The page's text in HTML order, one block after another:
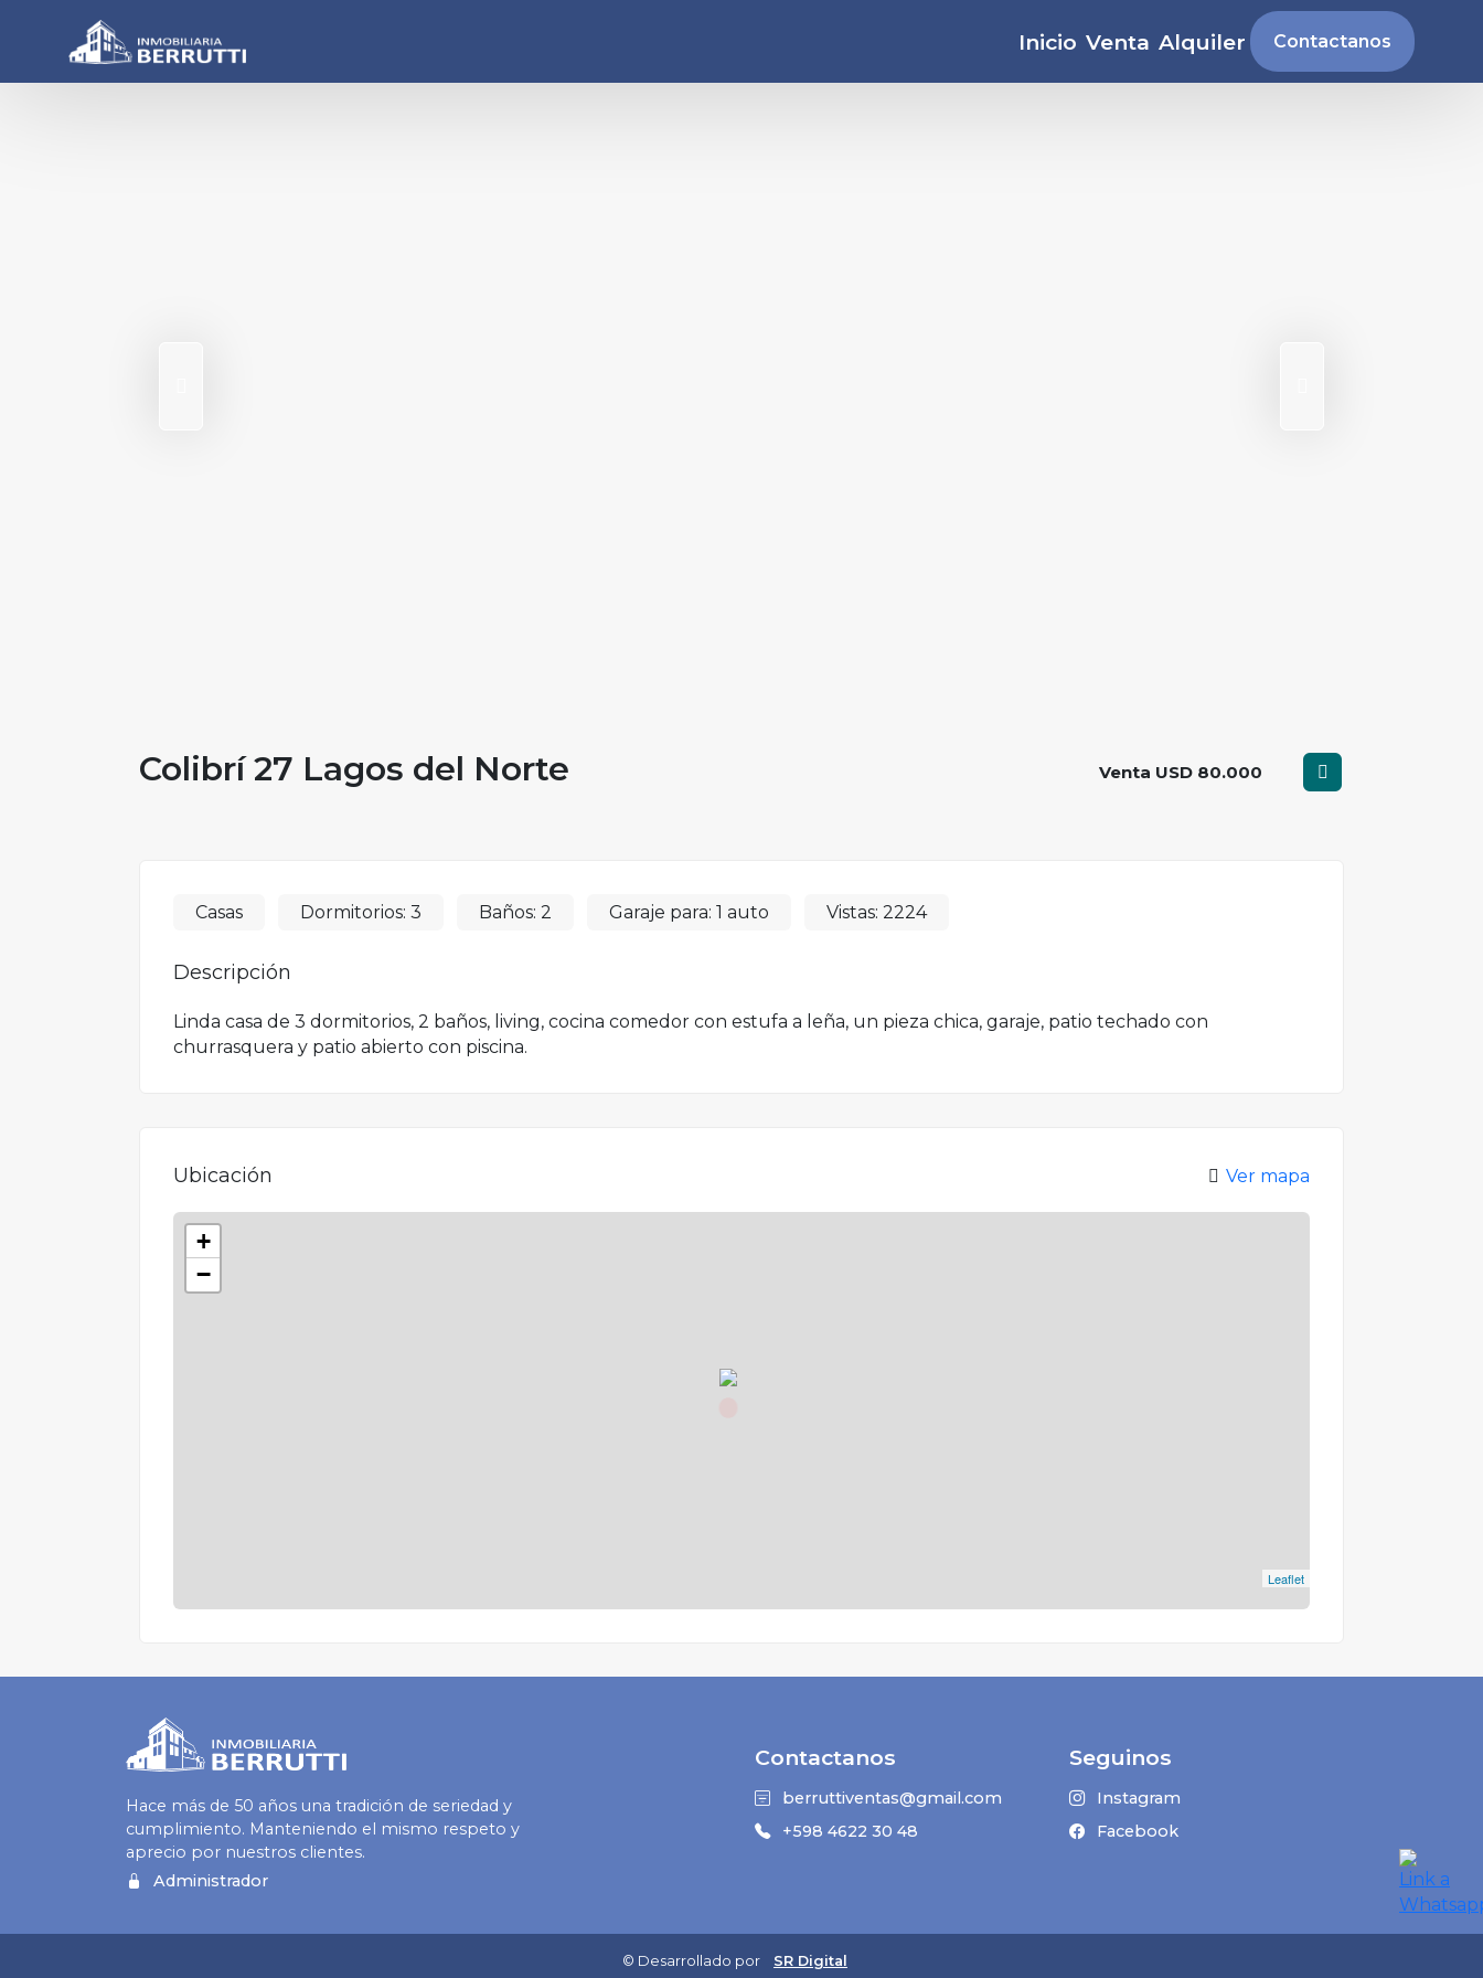
Inicio Venta Alquiler Contactanos
Colibrí 27 Lagos del Norte Venta USD 80.000
Casas Dormitorios: 3 Baños: 2 Garaje para: 1 auto Vistas: 2224
Descripción
Linda casa de 3 dormitorios, 2 baños, living, cocina comedor con estufa a leña, un pieza chica, garaje, patio techado con
churrasquera y patio abierto con piscina.
Ubicación Ver mapa
+
−
Leaflet
Hace más de 50 años una tradición de seriedad y
cumplimiento. Manteniendo el mismo respeto y
aprecio por nuestros clientes.
Administrador
Contactanos
berruttiventas@gmail.com
+598 4622 30 48
Seguinos
Instagram
Facebook
© Desarrollado por SR Digital